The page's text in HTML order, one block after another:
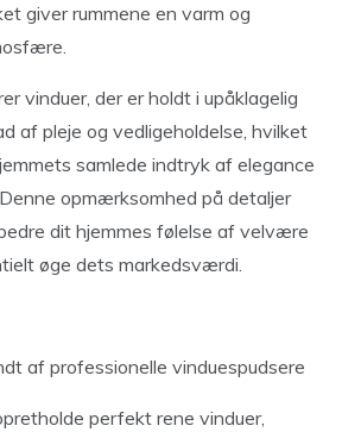
giver rummene en varm og
vinduer, der er holdt i upåklagelig
af pleje og vedligeholdelse, hvilket
samlede indtryk af elegance
opmærksomhed på detaljer
dit hjemmes følelse af velvære
øge dets markedsværdi.
af professionelle vinduespudsere
perfekt rene vinduer,